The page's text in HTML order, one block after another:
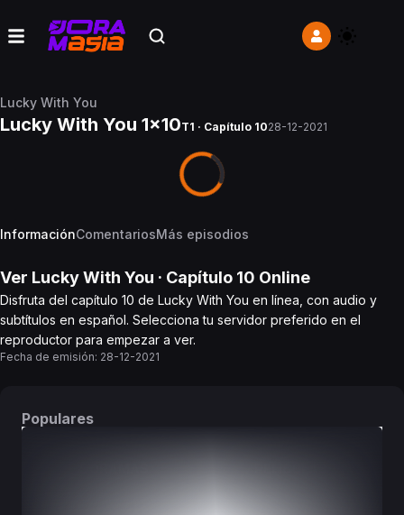
Lucky With You
Lucky With You 1x10T1 · Capítulo 1028-12-2021
InformaciónComentariosMás episodios
Ver Lucky With You · Capítulo 10 Online
Disfruta del capítulo 10 de Lucky With You en línea, con audio y
subtítulos en español. Selecciona tu servidor preferido en el
reproductor para empezar a ver.
Fecha de emisión: 28-12-2021
Populares